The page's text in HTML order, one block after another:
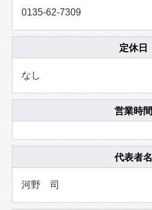
0135-62-7309
定休日
なし
営業時間
代表者名
河野 司